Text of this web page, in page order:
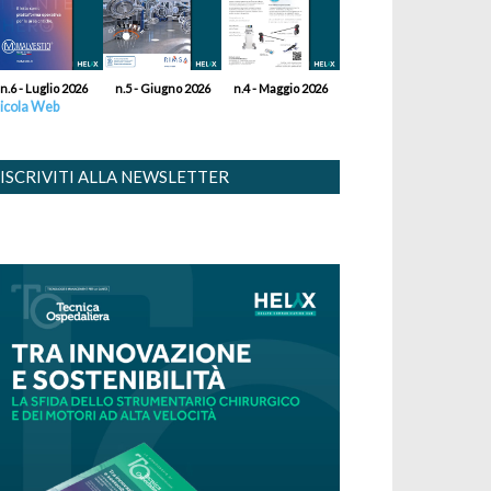
n.6 - Luglio 2026 n.5 - Giugno 2026 n.4 - Maggio 2026
Web
ISCRIVITI ALLA NEWSLETTER